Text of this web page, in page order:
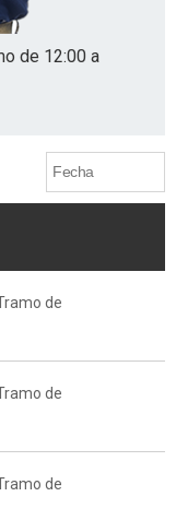
de 12:00 a
de
de
de